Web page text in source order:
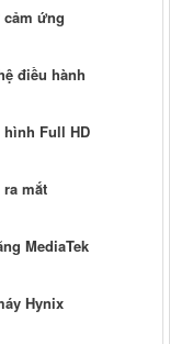
ứng
điều hành
hình Full HD
mắt
MediaTek
Hynix